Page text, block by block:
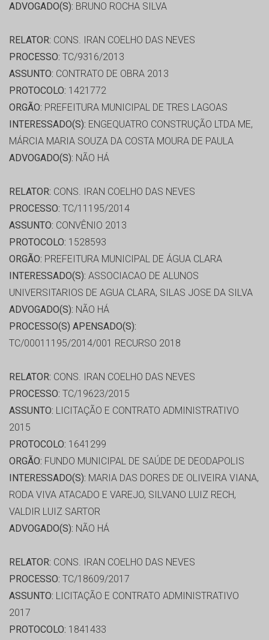
ADVOGADO(S): BRUNO ROCHA SILVA
RELATOR: CONS. IRAN COELHO DAS NEVES
PROCESSO: TC/9316/2013
ASSUNTO: CONTRATO DE OBRA 2013
PROTOCOLO: 1421772
ORGÃO: PREFEITURA MUNICIPAL DE TRES LAGOAS
INTERESSADO(S): ENGEQUATRO CONSTRUÇÃO LTDA ME,
MÁRCIA MARIA SOUZA DA COSTA MOURA DE PAULA
ADVOGADO(S): NÃO HÁ
RELATOR: CONS. IRAN COELHO DAS NEVES
PROCESSO: TC/11195/2014
ASSUNTO: CONVÊNIO 2013
PROTOCOLO: 1528593
ORGÃO: PREFEITURA MUNICIPAL DE ÁGUA CLARA
INTERESSADO(S): ASSOCIACAO DE ALUNOS
UNIVERSITARIOS DE AGUA CLARA, SILAS JOSE DA SILVA
ADVOGADO(S): NÃO HÁ
PROCESSO(S) APENSADO(S):
TC/00011195/2014/001 RECURSO 2018
RELATOR: CONS. IRAN COELHO DAS NEVES
PROCESSO: TC/19623/2015
ASSUNTO: LICITAÇÃO E CONTRATO ADMINISTRATIVO
2015
PROTOCOLO: 1641299
ORGÃO: FUNDO MUNICIPAL DE SAÚDE DE DEODAPOLIS
INTERESSADO(S): MARIA DAS DORES DE OLIVEIRA VIANA,
RODA VIVA ATACADO E VAREJO, SILVANO LUIZ RECH,
VALDIR LUIZ SARTOR
ADVOGADO(S): NÃO HÁ
RELATOR: CONS. IRAN COELHO DAS NEVES
PROCESSO: TC/18609/2017
ASSUNTO: LICITAÇÃO E CONTRATO ADMINISTRATIVO
2017
PROTOCOLO: 1841433